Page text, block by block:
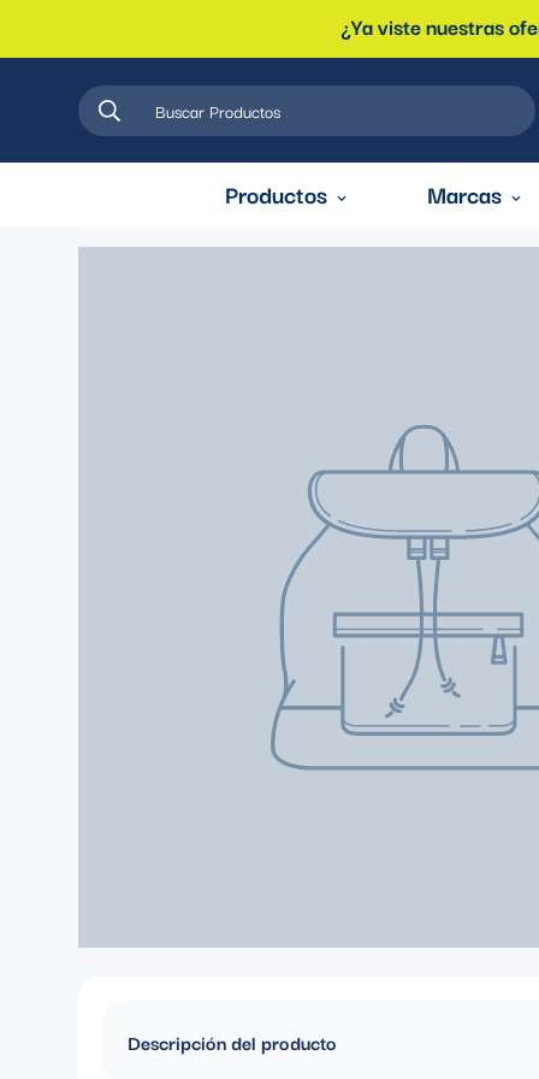
¿Ya viste nuestras
Buscar Productos
Productos Marcas
Descripción del producto